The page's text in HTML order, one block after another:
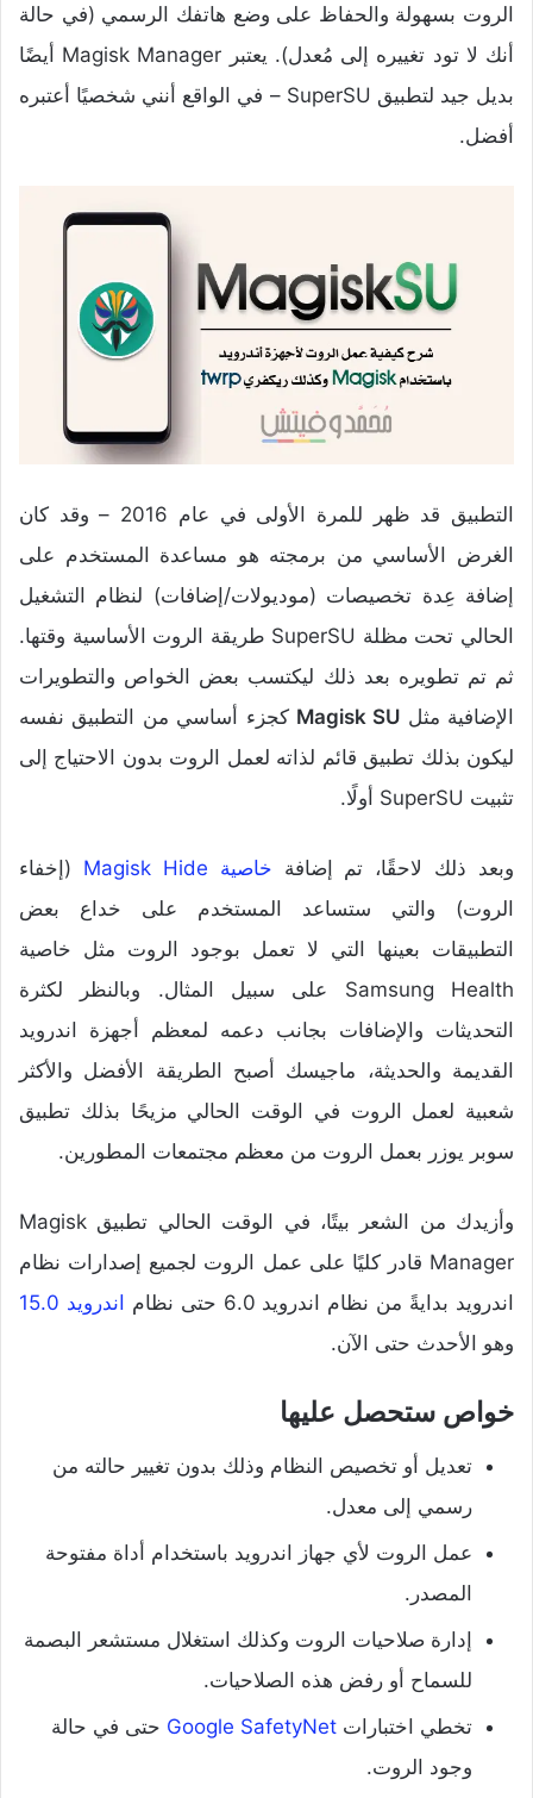
الروت بسهولة والحفاظ على وضع هاتفك الرسمي (في حالة
أنك لا تود تغييره إلى مُعدل). يعتبر Magisk Manager أيضًا
بديل جيد لتطبيق SuperSU – في الواقع أنني شخصيًا أعتبره
أفضل.
التطبيق قد ظهر للمرة الأولى في عام 2016 – وقد كان
الغرض الأساسي من برمجته هو مساعدة المستخدم على
إضافة عِدة تخصيصات (موديولات/إضافات) لنظام التشغيل
الحالي تحت مظلة SuperSU طريقة الروت الأساسية وقتها.
ثم تم تطويره بعد ذلك ليكتسب بعض الخواص والتطويرات
الإضافية مثل Magisk SU كجزء أساسي من التطبيق نفسه
ليكون بذلك تطبيق قائم لذاته لعمل الروت بدون الاحتياج إلى
تثبيت SuperSU أولًا.
وبعد ذلك لاحقًا، تم إضافة خاصية Magisk Hide
(إخفاء
الروت) والتي ستساعد المستخدم على خداع بعض
التطبيقات بعينها التي لا تعمل بوجود الروت مثل خاصية
Samsung Health على سبيل المثال. وبالنظر لكثرة
التحديثات والإضافات بجانب دعمه لمعظم أجهزة اندرويد
القديمة والحديثة، ماجيسك أصبح الطريقة الأفضل والأكثر
شعبية لعمل الروت في الوقت الحالي مزيحًا بذلك تطبيق
سوبر يوزر بعمل الروت من معظم مجتمعات المطورين.
وأزيدك من الشعر بيتًا، في الوقت الحالي تطبيق Magisk
Manager قادر كليًا على عمل الروت لجميع إصدارات نظام
اندرويد بدايةً من نظام اندرويد 6.0 حتى نظام
اندرويد 15.0
وهو الأحدث حتى الآن.
خواص ستحصل عليها
تعديل أو تخصيص النظام وذلك بدون تغيير حالته من
رسمي إلى معدل.
عمل الروت لأي جهاز اندرويد باستخدام أداة مفتوحة
المصدر.
إدارة صلاحيات الروت وكذلك استغلال مستشعر البصمة
للسماح أو رفض هذه الصلاحيات.
تخطي اختبارات Google SafetyNet حتى في حالة
وجود الروت.